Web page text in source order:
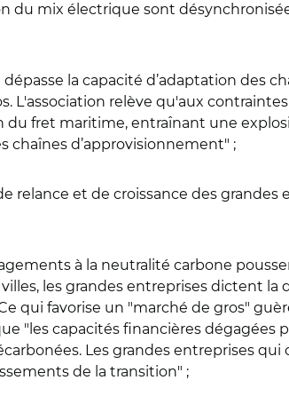
du mix électrique sont
la capacité d’adaptation des
L'association relève qu'aux
fret maritime, entraînant une
chaînes d’approvisionnement" ;
relance et de croissance des grandes
à la neutralité carbone
les grandes entreprises dictent
qui favorise un "marché de gros"
"les capacités financières dégagées
Les grandes entreprises qui
de la transition" ;